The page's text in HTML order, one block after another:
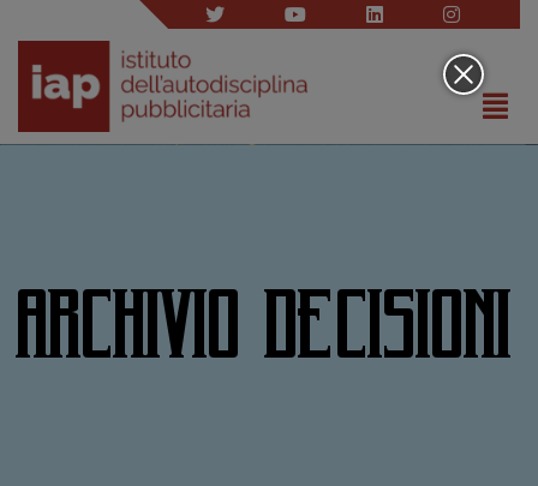
ARCHIVIO DECISIONI